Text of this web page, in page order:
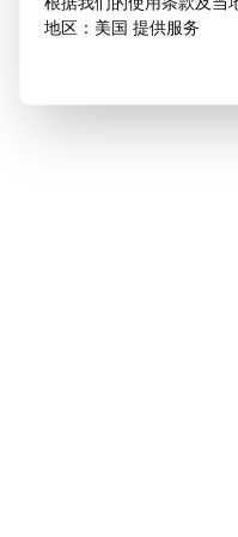
地区：美国 提供服务